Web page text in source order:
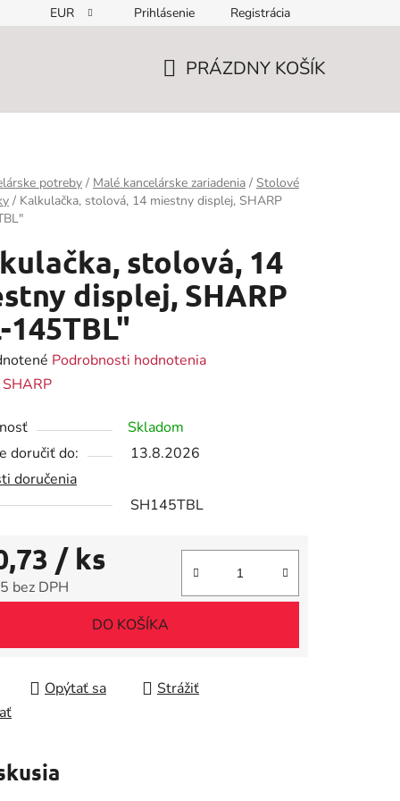
EUR Prihlásenie Registrácia
PRÁZDNY KOŠÍK
potreby / Malé kancelárske zariadenia / Stolové
/ Kalkulačka, stolová, 14 miestny displej, SHARP
stolová, 14
displej, SHARP
145TBL"
Podrobnosti hodnotenia
SHARP
Skladom
doručiť do:
13.8.2026
doručenia
SH145TBL
/ ks
bez DPH
DO KOŠÍKA
Opýtať sa
Strážiť